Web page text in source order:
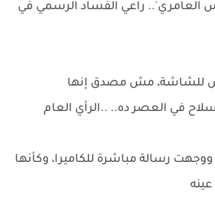
العامري'.. راعي الفساد الرسمي في
للشاشة، مش مصدق إنها
في العصر ده.. ..الرأي العام
رسالة مباشرة للكاميرا، وكأنها